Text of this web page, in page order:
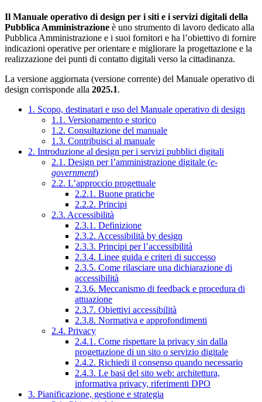
Il Manuale operativo di design per i siti e i servizi digitali della
Pubblica Amministrazione è uno strumento di lavoro dedicato alla
Pubblica Amministrazione e i suoi fornitori e ha l’obiettivo di fornire
indicazioni operative per orientare e migliorare la progettazione e la
realizzazione dei punti di contatto digitali verso la cittadinanza.
La versione aggiornata (versione corrente) del Manuale operativo di
design corrisponde alla 2025.1.
1. Scopo, destinatari e uso del Manuale operativo di design
1.1. Versionamento e storico
1.2. Consultazione del manuale
1.3. Contribuisci al manuale
2. Introduzione al design per i servizi pubblici digitali
2.1. Design per l’amministrazione digitale (e-
government)
2.2. L’approccio progettuale
2.2.1. Buone pratiche
2.2.2. Principi
2.3. Accessibilità
2.3.1. Definizione
2.3.2. Accessibilità by design
2.3.3. Principi per l’accessibilità
2.3.4. Linee guida e criteri di successo
2.3.5. Come rilasciare una dichiarazione di
accessibilità
2.3.6. Meccanismo di feedback e procedura di
attuazione
2.3.7. Obiettivi accessibilità
2.3.8. Normativa e approfondimenti
2.4. Privacy
2.4.1. Come rispettare la privacy sin dalla
progettazione di un sito o servizio digitale
2.4.2. Richiedi il consenso quando necessario
2.4.3. Le basi del sito web: architettura,
informativa privacy, riferimenti DPO
3. Pianificazione, gestione e strategia